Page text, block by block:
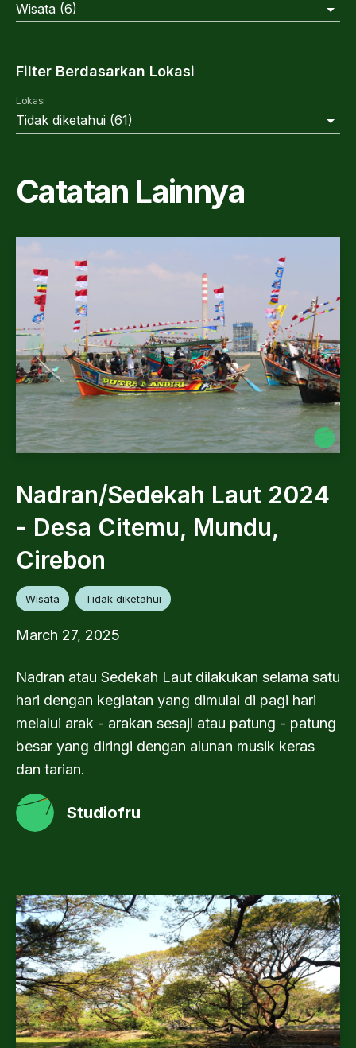
Wisata (6)
Filter Berdasarkan Lokasi
Lokasi
Tidak diketahui (61)
Catatan Lainnya
Nadran/Sedekah Laut 2024
- Desa Citemu, Mundu,
Cirebon
Wisata Tidak diketahui
March 27, 2025
Nadran atau Sedekah Laut dilakukan selama satu
hari dengan kegiatan yang dimulai di pagi hari
melalui arak - arakan sesaji atau patung - patung
besar yang diringi dengan alunan musik keras
dan tarian.
Studiofru